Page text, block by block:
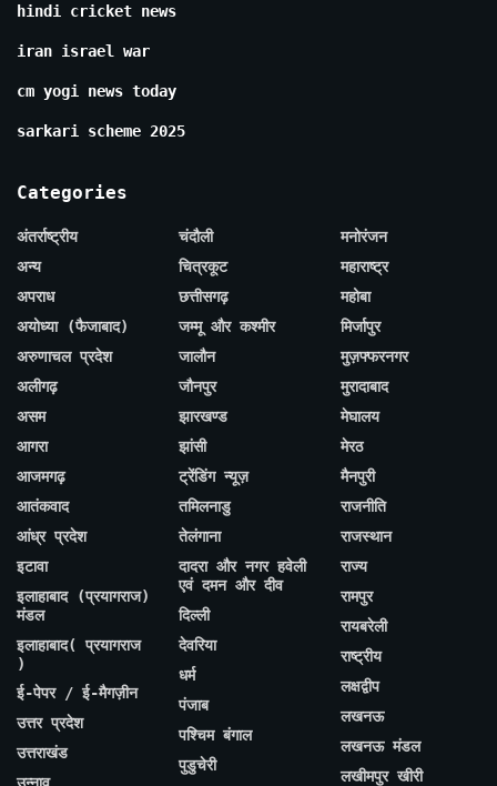
hindi cricket news
iran israel war
cm yogi news today
sarkari scheme 2025
Categories
अंतर्राष्ट्रीय
अन्य
अपराध
अयोध्या (फैजाबाद)
अरुणाचल प्रदेश
अलीगढ़
असम
आगरा
आजमगढ़
आतंकवाद
आंध्र प्रदेश
इटावा
इलाहाबाद (प्रयागराज)
मंडल
इलाहाबाद( प्रयागराज
)
ई-पेपर / ई-मैगज़ीन
उत्तर प्रदेश
उत्तराखंड
उन्नाव
चंदौली
चित्रकूट
छत्तीसगढ़
जम्मू और कश्मीर
जालौन
जौनपुर
झारखण्ड
झांसी
ट्रेंडिंग न्यूज़
तमिलनाडु
तेलंगाना
दादरा और नगर हवेली
एवं दमन और दीव
दिल्ली
देवरिया
धर्म
पंजाब
पश्चिम बंगाल
पुडुचेरी
मनोरंजन
महाराष्ट्र
महोबा
मिर्जापुर
मुज़फ्फरनगर
मुरादाबाद
मेघालय
मेरठ
मैनपुरी
राजनीति
राजस्थान
राज्य
रामपुर
रायबरेली
राष्ट्रीय
लक्षद्वीप
लखनऊ
लखनऊ मंडल
लखीमपुर खीरी